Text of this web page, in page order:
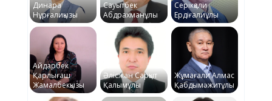
Динара
Нұрғалиқызы
Сауытбек
Абдрахманұлы
Серікқали
Ердіғалиұлы
Айдарбек
Қарлығаш
Жамалбекқызы
Әлісжан Сарқыт
Қалымұлы
Жұмағали Алмас
Қабдымәжитұлы